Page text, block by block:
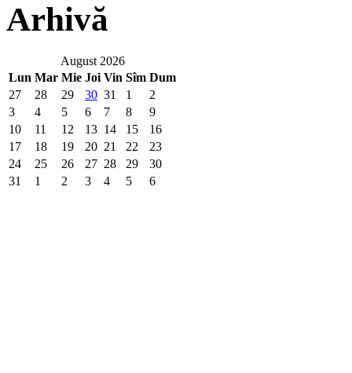
Arhivă
August 2026
Lun Mar Mie Joi Vin Sîm Dum
27
28 29 30 31 1
2
3
4 5 6 7 8
9
10
11 12 13 14 15
16
17
18 19 20 21 22
23
24
25 26 27 28 29
30
31
1 2 3 4 5 6